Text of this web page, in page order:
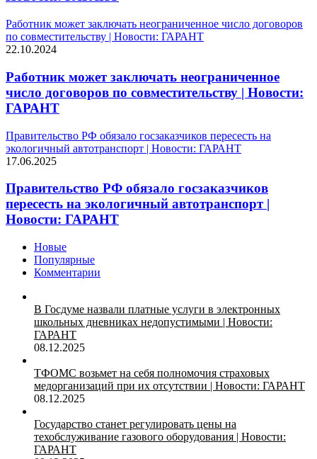
Работник может заключать неограниченное число договоров
по совместительству | Новости: ГАРАНТ
22.10.2024
Работник может заключать неограниченное
число договоров по совместительству | Новости:
ГАРАНТ
Правительство РФ обязало госзаказчиков пересесть на
экологичный автотранспорт | Новости: ГАРАНТ
17.06.2025
Правительство РФ обязало госзаказчиков
пересесть на экологичный автотранспорт |
Новости: ГАРАНТ
Новые
Популярные
Комментарии
В Госдуме назвали платные услуги в электронных
школьных дневниках недопустимыми | Новости:
ГАРАНТ
08.12.2025
ТФОМС возьмет на себя полномочия страховых
медорганизаций при их отсутствии | Новости: ГАРАНТ
08.12.2025
Государство станет регулировать цены на
техобслуживание газового оборудования | Новости:
ГАРАНТ